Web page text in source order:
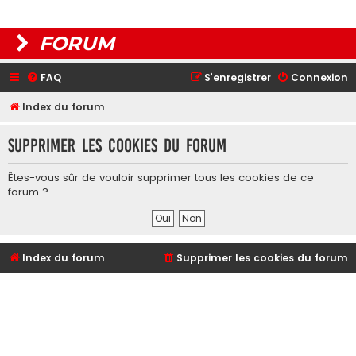
FORUM
FAQ Connexion
S’enregistrer
Index du forum
Supprimer les cookies du forum
Êtes-vous sûr de vouloir supprimer tous les cookies de ce
forum ?
Index du forum Supprimer les cookies du forum